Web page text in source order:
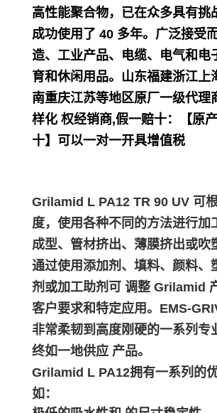
高性能聚合物，已在众多具有挑
成功使用了 40 多年。 广泛接受
造、工业产品、电缆、电气和电
育和休闲用品。 山东福建浙江上
南重庆江苏等地区原厂一级代理
样化 权经销商,假一赔十：【原
十】可以一对一开具增值税
Grilamid L PA12 TR 90 UV 可
度，使用各种不同的方法进行加
成型、管材挤出、薄膜挤出或吹
通过使用添加剂、填料、颜料、
剂或加工助剂可 调整 Grilamid
客户要求和特定应用。EMS-
非常柔韧到高度刚硬的一系列专
终如一地供应 产品。
Grilamid L PA12拥有一系列的
如：